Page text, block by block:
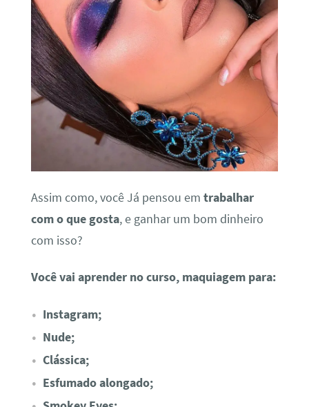
Assim como, você Já pensou em trabalhar
com o que gosta, e ganhar um bom dinheiro
com isso?
Você vai aprender no curso, maquiagem para:
Instagram;
Nude;
Clássica;
Esfumado alongado;